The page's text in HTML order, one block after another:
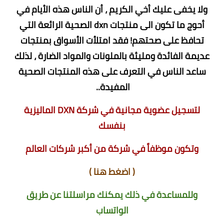
ولا يخفى عليك أخي الكريم ، أن الناس هذه الأيام في
أحوج ما تكون الى منتجات dxn الصحية الرائعة التي
تحافظ على صحتهم! فقد امتلأت الأسواق بمنتجات
عديمة الفائدة ومليئة بالملونات والمواد الضارة ، لذلك
ساعد الناس في التعرف على هذه المنتجات الصحية
المفيدة..
لتسجيل عضوية مجانية في شركة DXN الماليزية
بنفسك
وتكون موظفاً في شركة من أكبر شركات العالم
(اضغط هنا)
وللمساعدة في ذلك يمكنك مراسلتنا عن طريق
الواتساب